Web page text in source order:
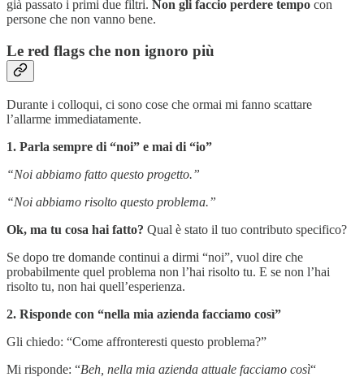
già passato i primi due filtri. Non gli faccio perdere tempo con
persone che non vanno bene.
Le red flags che non ignoro più
Durante i colloqui, ci sono cose che ormai mi fanno scattare
l’allarme immediatamente.
1. Parla sempre di “noi” e mai di “io”
“Noi abbiamo fatto questo progetto.”
“Noi abbiamo risolto questo problema.”
Ok, ma tu cosa hai fatto? Qual è stato il tuo contributo specifico?
Se dopo tre domande continui a dirmi “noi”, vuol dire che
probabilmente quel problema non l’hai risolto tu. E se non l’hai
risolto tu, non hai quell’esperienza.
2. Risponde con “nella mia azienda facciamo così”
Gli chiedo: “Come affronteresti questo problema?”
Mi risponde: “Beh, nella mia azienda attuale facciamo così“